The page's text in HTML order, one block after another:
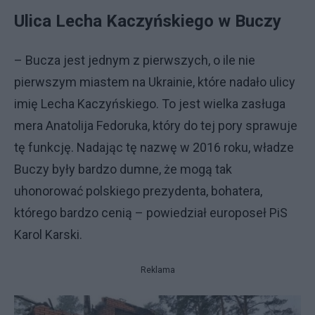
Ulica Lecha Kaczyńskiego w Buczy
– Bucza jest jednym z pierwszych, o ile nie
pierwszym miastem na Ukrainie, które nadało ulicy
imię Lecha Kaczyńskiego. To jest wielka zasługa
mera Anatolija Fedoruka, który do tej pory sprawuje
tę funkcję. Nadając tę nazwę w 2016 roku, władze
Buczy były bardzo dumne, że mogą tak
uhonorować polskiego prezydenta, bohatera,
którego bardzo cenią – powiedział europoseł PiS
Karol Karski.
Reklama